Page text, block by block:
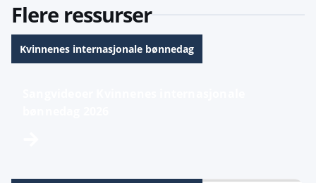
Flere ressurser
Kvinnenes internasjonale bønnedag